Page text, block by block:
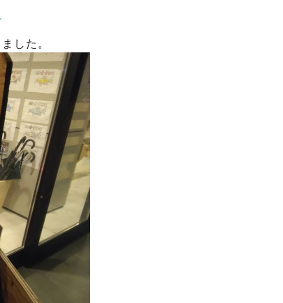
した。